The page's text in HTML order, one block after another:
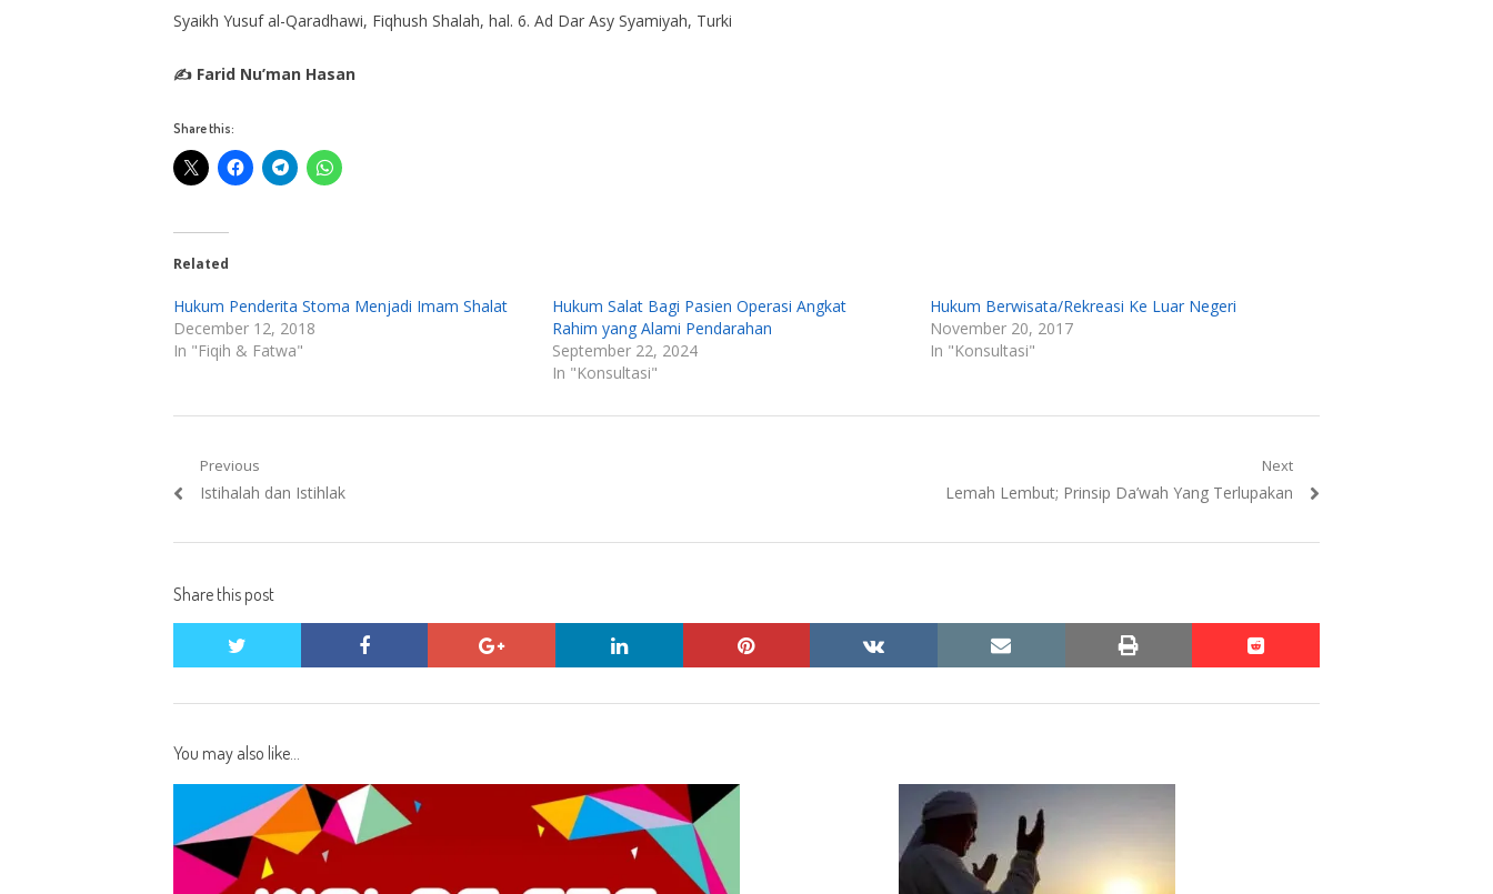
Syaikh Yusuf al-Qaradhawi, Fiqhush Shalah, hal. 6. Ad Dar Asy Syamiyah, Turki
✍ Farid Nu’man Hasan
Share this:
Related
Hukum Penderita Stoma Menjadi Imam Shalat
December 12, 2018
In "Fiqih & Fatwa"
Hukum Salat Bagi Pasien Operasi Angkat
Rahim yang Alami Pendarahan
September 22, 2024
In "Konsultasi"
Hukum Berwisata/Rekreasi Ke Luar Negeri
November 20, 2017
In "Konsultasi"
Post
navigation
Previous
Previous
Istihalah dan Istihlak
Next
Next
Lemah Lembut; Prinsip Da’wah Yang Terlupakan
Share this post
twitter facebook google+ linkedin pinterest vkontakte email print reddit
reddit
You may also like...